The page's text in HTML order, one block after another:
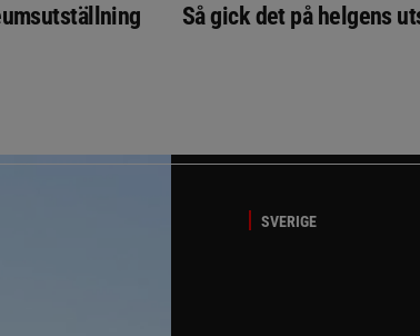
Så gick det på helgens
SVERIGE